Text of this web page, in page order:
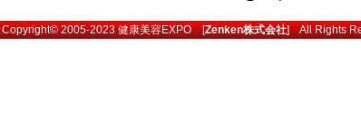
Copyright© 2005-2023健康美容EXPO[Zenken株式会社] All Rights